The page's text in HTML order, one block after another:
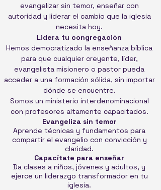
evangelizar sin temor, enseñar con
autoridad y liderar el cambio que la iglesia
necesita hoy.
Lidera tu congregación
Hemos democratizado la enseñanza bíblica
para que cualquier creyente, líder,
evangelista misionero o pastor pueda
acceder a una formación sólida, sin importar
dónde se encuentre.
Somos un ministerio interdenominacional
con profesores altamente capacitados.
Evangeliza sin temor
Aprende técnicas y fundamentos para
compartir el evangelio con convicción y
claridad.
Capacítate para enseñar
Da clases a niños, jóvenes y adultos, y
ejerce un liderazgo transformador en tu
iglesia.